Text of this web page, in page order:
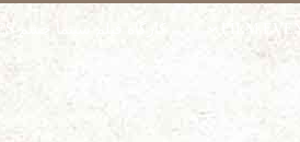
کارگاه فیلم سینما چشم WORKSHOPS/MASTERCLASSES